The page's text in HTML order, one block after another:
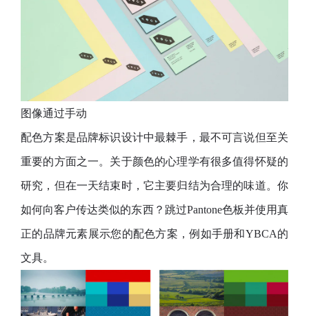
图像通过手动
配色方案是品牌标识设计中最棘手，最不可言说但至关
重要的方面之一。关于颜色的心理学有很多值得怀疑的
研究，但在一天结束时，它主要归结为合理的味道。你
如何向客户传达类似的东西？跳过Pantone色板并使用真
正的品牌元素展示您的配色方案，例如手册和YBCA的
文具。